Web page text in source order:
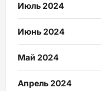
Июль 2024
Июнь 2024
Май 2024
Апрель 2024